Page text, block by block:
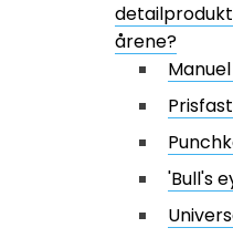
årene?
'Bull's